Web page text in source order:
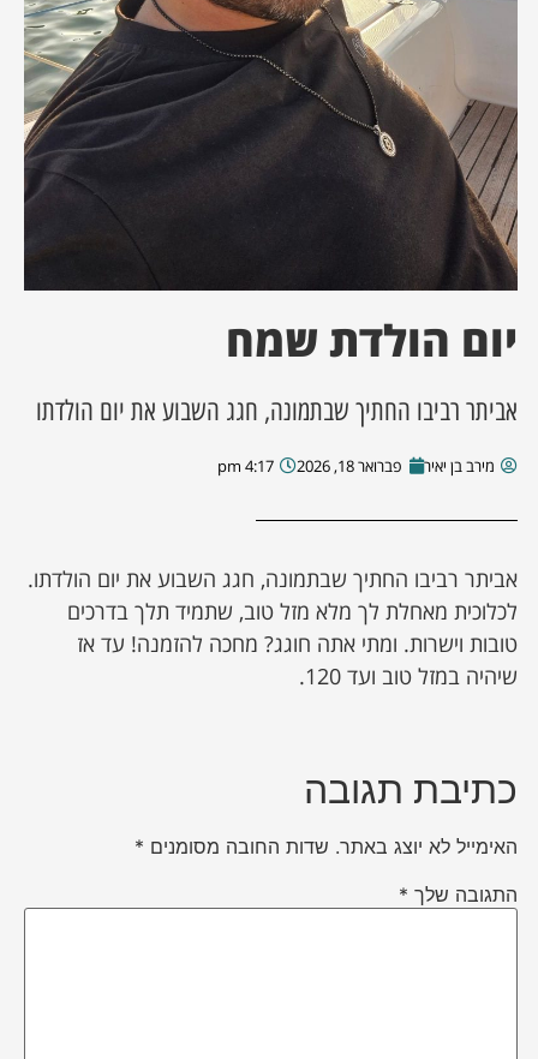
השבוע
מקומית
יום הולדת שמח
אביתר רביבו החתיך שבתמונה, חגג השבוע את יום הולדתו
מירב בן יאיר פברואר 18, 2026 4:17 pm
אביתר רביבו החתיך שבתמונה, חגג השבוע את יום הולדתו.
לכלוכית מאחלת לך מלא מזל טוב, שתמיד תלך בדרכים
טובות וישרות. ומתי אתה חוגג? מחכה להזמנה! עד אז
שיהיה במזל טוב ועד 120.
כתיבת תגובה
האימייל לא יוצג באתר. שדות החובה מסומנים *
התגובה שלך *